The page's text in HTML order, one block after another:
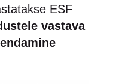
ESF
vastava